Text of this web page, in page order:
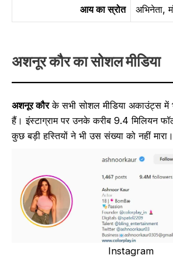
आय का स्रोत अभिनेता,
अशनूर कौर का सोशल मीडिया
अशनूर कौरके सभी सोशल मीडिया अकाउंट्स में
हैं। इंस्टाग्राम पर उनके करीब 9.4 मिलियन
कुछ बड़ी हस्तियों ने भी उस संख्या को नहीं मारा।
Instagram